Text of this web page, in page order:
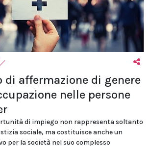
di affermazione di genere
nelle persone
di impiego non rappresenta soltanto
sociale, ma costituisce anche un
per la società nel suo complesso